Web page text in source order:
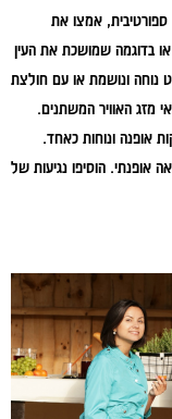
ספורטיבית, אמצו את
בדוגמה שמושכת את העין
נוחה ונושמת או עם חולצת
מזג האוויר המשתנים.
אופנה ונוחות כאחד.
אופנתי. הוסיפו נגיעות של